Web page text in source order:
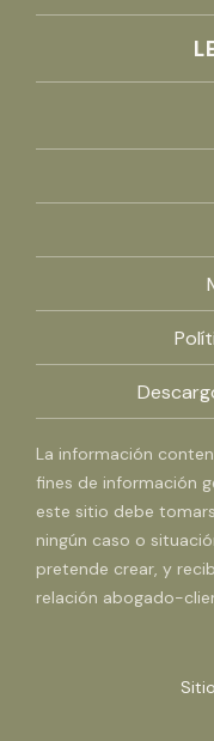
La información
fines de información
este sitio debe
ningún caso o
pretende crear, y
relación abogado-